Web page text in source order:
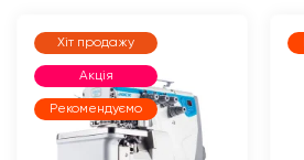
Хіт продажу
Акція
Рекомендуємо